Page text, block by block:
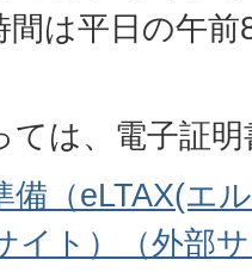
間は平日の午
ては、電子証
備（eLTAX(エ
イト）（外部